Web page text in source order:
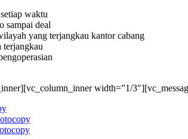
waktu
sampai deal
yang terjangkau kantor cabang
terjangkau
width=”1/